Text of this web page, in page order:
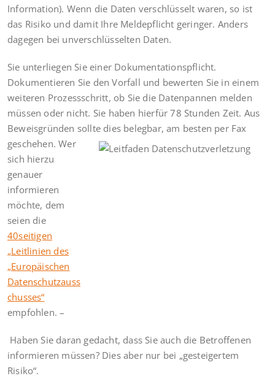
Information). Wenn die Daten verschlüsselt waren, so ist
das Risiko und damit Ihre Meldepflicht geringer. Anders
dagegen bei unverschlüsselten Daten.
Sie unterliegen Sie einer Dokumentationspflicht.
Dokumentieren Sie den Vorfall und bewerten Sie in einem
weiteren Prozessschritt, ob Sie die Datenpannen melden
müssen oder nicht. Sie haben hierfür 78 Stunden Zeit. Aus
Beweisgründen sollte dies belegbar, am besten per Fax
geschehen.Wer
sich hierzu
genauer
informieren
möchte, dem
seien die
40seitigen
„Leitlinien des
„Europäischen
Datenschutzauss
chusses“
empfohlen. –
Haben Sie daran gedacht, dass Sie auch die Betroffenen
informieren müssen? Dies aber nur bei „gesteigertem
Risiko“.